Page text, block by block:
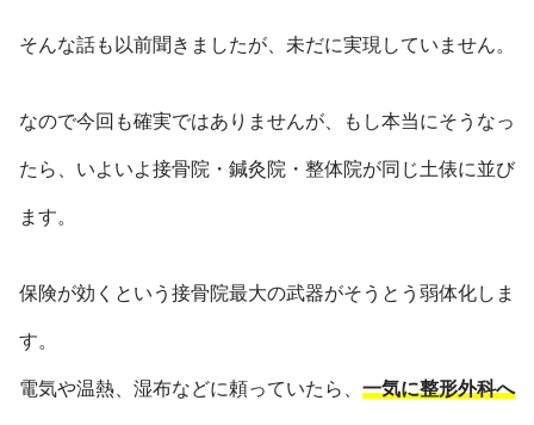
そんな話も以前聞きましたが、未だに実現していません。
なので今回も確実ではありませんが、もし本当にそうなっ
たら、いよいよ接骨院・鍼灸院・整体院が同じ土俵に並び
ます。
保険が効くという接骨院最大の武器がそうとう弱体化しま
す。
電気や温熱、湿布などに頼っていたら、 一気に整形外科へ